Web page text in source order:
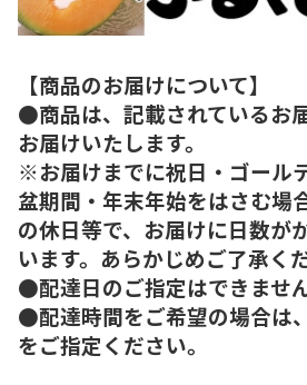
【商品のお届けについて】
●商品は、記載されているお
お届けいたします。
※お届けまでに祝日・ゴール
盆期間・年末年始をはさむ場
の休日等で、お届けに日数が
います。あらかじめご了承く
●配達日のご指定はできません
●配達時間をご希望の場合は
をご指定ください。